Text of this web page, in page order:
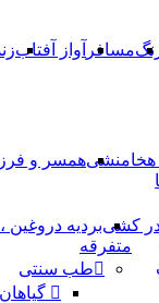
مسافر آواز آفتاب
هخامنشیهمسر و
کشیبردیه
متفرقه
طب سنتی